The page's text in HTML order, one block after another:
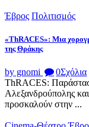
Έβρος Πολιτισμός
«ThRACES»: Μια
της Θράκης
by gnomi 0Σχόλια
ThRACES:
Αλεξανδρούπολης
προσκαλούν στην ...